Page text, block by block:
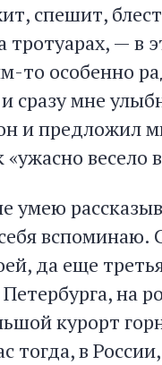
спешит,
тротуарах, — в
то особенно
сразу мне
и предложил
«ужасно
умею
вспоминаю.
да еще
на
курорт
тогда, в